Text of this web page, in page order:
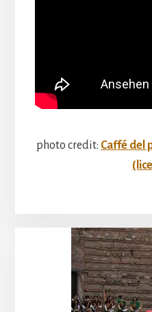
photo credit: Caffé del